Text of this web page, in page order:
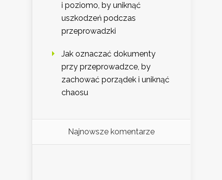
i poziomo, by uniknąć
uszkodzeń podczas
przeprowadzki
Jak oznaczać dokumenty
przy przeprowadzce, by
zachować porządek i uniknąć
chaosu
Najnowsze komentarze